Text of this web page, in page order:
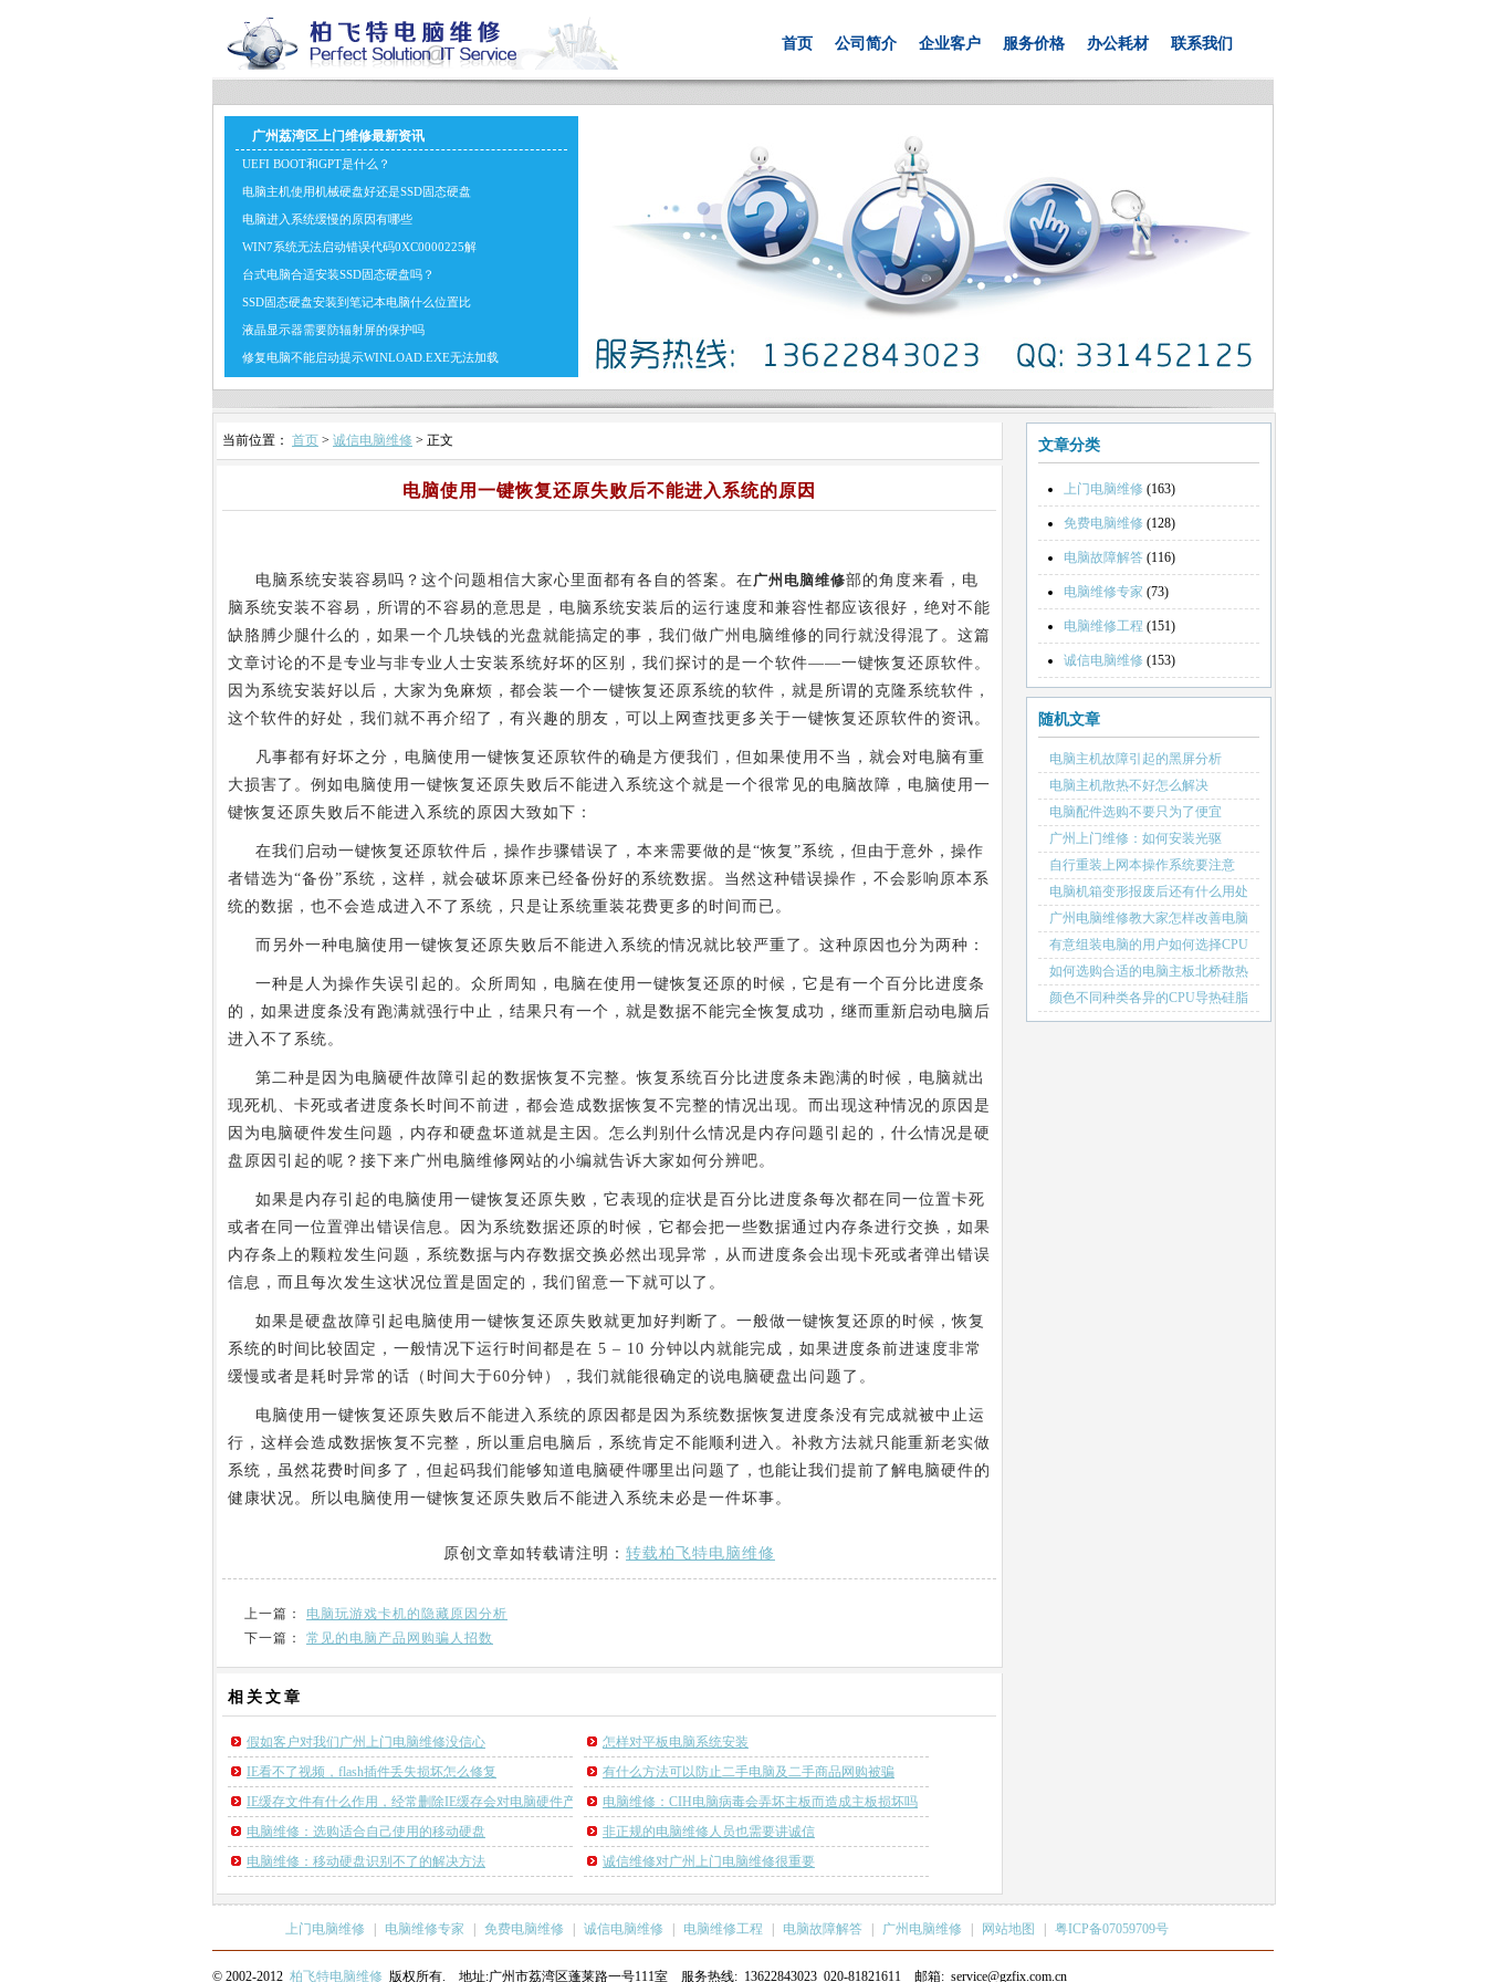
首页 公司简介 企业客户 服务价格 办公耗材 联系我们
广州荔湾区上门维修最新资讯
UEFI BOOT和GPT是什么？
电脑主机使用机械硬盘好还是SSD固态硬盘
电脑进入系统缓慢的原因有哪些
WIN7系统无法启动错误代码0XC0000225解
台式电脑合适安装SSD固态硬盘吗？
SSD固态硬盘安装到笔记本电脑什么位置比
液晶显示器需要防辐射屏的保护吗
修复电脑不能启动提示WINLOAD.EXE无法加载
当前位置： 首页 > 诚信电脑维修 > 正文
电脑使用一键恢复还原失败后不能进入系统的原因
电脑系统安装容易吗？这个问题相信大家心里面都有各自的答案。在广州电脑维修部的角度来看，电
脑系统安装不容易，所谓的不容易的意思是，电脑系统安装后的运行速度和兼容性都应该很好，绝对不能
缺胳膊少腿什么的，如果一个几块钱的光盘就能搞定的事，我们做广州电脑维修的同行就没得混了。这篇
文章讨论的不是专业与非专业人士安装系统好坏的区别，我们探讨的是一个软件——一键恢复还原软件。
因为系统安装好以后，大家为免麻烦，都会装一个一键恢复还原系统的软件，就是所谓的克隆系统软件，
这个软件的好处，我们就不再介绍了，有兴趣的朋友，可以上网查找更多关于一键恢复还原软件的资讯。
凡事都有好坏之分，电脑使用一键恢复还原软件的确是方便我们，但如果使用不当，就会对电脑有重
大损害了。例如电脑使用一键恢复还原失败后不能进入系统这个就是一个很常见的电脑故障，电脑使用一
键恢复还原失败后不能进入系统的原因大致如下：
在我们启动一键恢复还原软件后，操作步骤错误了，本来需要做的是“恢复”系统，但由于意外，操作
者错选为“备份”系统，这样，就会破坏原来已经备份好的系统数据。当然这种错误操作，不会影响原本系
统的数据，也不会造成进入不了系统，只是让系统重装花费更多的时间而已。
而另外一种电脑使用一键恢复还原失败后不能进入系统的情况就比较严重了。这种原因也分为两种：
一种是人为操作失误引起的。众所周知，电脑在使用一键恢复还原的时候，它是有一个百分比进度条
的，如果进度条没有跑满就强行中止，结果只有一个，就是数据不能完全恢复成功，继而重新启动电脑后
进入不了系统。
第二种是因为电脑硬件故障引起的数据恢复不完整。恢复系统百分比进度条未跑满的时候，电脑就出
现死机、卡死或者进度条长时间不前进，都会造成数据恢复不完整的情况出现。而出现这种情况的原因是
因为电脑硬件发生问题，内存和硬盘坏道就是主因。怎么判别什么情况是内存问题引起的，什么情况是硬
盘原因引起的呢？接下来广州电脑维修网站的小编就告诉大家如何分辨吧。
如果是内存引起的电脑使用一键恢复还原失败，它表现的症状是百分比进度条每次都在同一位置卡死
或者在同一位置弹出错误信息。因为系统数据还原的时候，它都会把一些数据通过内存条进行交换，如果
内存条上的颗粒发生问题，系统数据与内存数据交换必然出现异常，从而进度条会出现卡死或者弹出错误
信息，而且每次发生这状况位置是固定的，我们留意一下就可以了。
如果是硬盘故障引起电脑使用一键恢复还原失败就更加好判断了。一般做一键恢复还原的时候，恢复
系统的时间比较固定，一般情况下运行时间都是在 5 – 10 分钟以内就能完成，如果进度条前进速度非常
缓慢或者是耗时异常的话（时间大于60分钟），我们就能很确定的说电脑硬盘出问题了。
电脑使用一键恢复还原失败后不能进入系统的原因都是因为系统数据恢复进度条没有完成就被中止运
行，这样会造成数据恢复不完整，所以重启电脑后，系统肯定不能顺利进入。补救方法就只能重新老实做
系统，虽然花费时间多了，但起码我们能够知道电脑硬件哪里出问题了，也能让我们提前了解电脑硬件的
健康状况。所以电脑使用一键恢复还原失败后不能进入系统未必是一件坏事。
原创文章如转载请注明： 转载柏飞特电脑维修
上一篇： 电脑玩游戏卡机的隐藏原因分析
下一篇： 常见的电脑产品网购骗人招数
相关 文章
假如客户对我们广州上门电脑维修没信心
怎样对平板电脑系统安装
IE看不了视频，flash插件丢失损坏怎么修复
有什么方法可以防止二手电脑及二手商品网购被骗
IE缓存文件有什么作用，经常删除IE缓存会对电脑硬件产生影响吗？电脑维修：CIH电脑病毒会弄坏主板而造成主板损坏吗
电脑维修：选购适合自己使用的移动硬盘
非正规的电脑维修人员也需要讲诚信
电脑维修：移动硬盘识别不了的解决方法
诚信维修对广州上门电脑维修很重要
文章分类
上门电脑维修 (163)
免费电脑维修 (128)
电脑故障解答 (116)
电脑维修专家 (73)
电脑维修工程 (151)
诚信电脑维修 (153)
随机文章
电脑主机故障引起的黑屏分析
电脑主机散热不好怎么解决
电脑配件选购不要只为了便宜
广州上门维修：如何安装光驱
自行重装上网本操作系统要注意
电脑机箱变形报废后还有什么用处
广州电脑维修教大家怎样改善电脑
运行速度慢
有意组装电脑的用户如何选择CPU
用散装还是盒装？
如何选购合适的电脑主板北桥散热
器
颜色不同种类各异的CPU导热硅脂
有什么作用
上门电脑维修 电脑维修专家 免费电脑维修 诚信电脑维修 电脑维修工程 电脑故障解答 广州电脑维修 网站地图 粤ICP备07059709号
© 2002-2012 柏飞特电脑维修 版权所有. 地址:广州市荔湾区蓬莱路一号111室 服务热线: 13622843023 020-81821611 邮箱: service@gzfix.com.cn